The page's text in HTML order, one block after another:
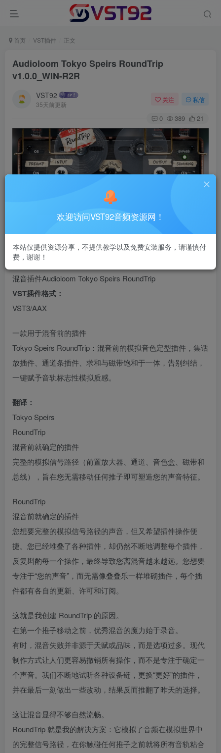
首页 VST插件 正文
Audioloom Tokyo Speirs RoundTrip
v1.0.0_WIN-R2R
VST92
35天前更新
关注 私信
0 389 21
混音插件Audioloom Tokyo Speirs RoundTrip
VST插件格式：
VST3/AAX
一款用于混音前的插件
Tokyo Speirs RoundTrip：混音前的模拟音色定型插件，集话
放插件、通道条插件、求和与磁带饱和于一体，告别纠结，
一键赋予音轨标志性模拟质感。
翻译：
Tokyo Speirs
RoundTrip
混音前就确定的插件
完整的模拟信号路径（前置放大器、通道、音色盒、磁带和
总线），旨在您无需移动任何推子即可塑造您的声音特征。
RoundTrip
混音前就确定的插件
您想要完整的模拟信号路径的声音，但又希望插件操作便
捷。您已经堆叠了各种插件，却仍然不断地调整每个插件，
反复斟酌每一个操作，最终导致您离混音越来越远。您想要
专注于“您的声音”，而无需像叠叠乐一样堆砌插件，每个插
件都有各自的更新、许可和订阅。
这就是我创建 RoundTrip 的原因。
在第一个推子移动之前，优秀混音的魔力始于录音。
有时，混音失败并非源于天赋或品味，而是选项过多。现代
制作方式让人们更容易撤销所有操作，而不是专注于确定一
个声音。我们不断地试听各种设备链，更换“更好”的插件，
并在最后一刻做出一些改动，结果反而推翻了昨天的选择。
这让混音显得不够自然流畅。
RoundTrip 就是我的解决方案：它模拟了音频在模拟世界中
的完整信号路径，在你触碰任何推子之前就将所有音轨粘合
欢迎访问VST92音频资源网！
本站仅提供资源分享，不提供教学以及免费安装服务，请谨慎付
费，谢谢！